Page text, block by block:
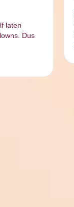
laten
Dus